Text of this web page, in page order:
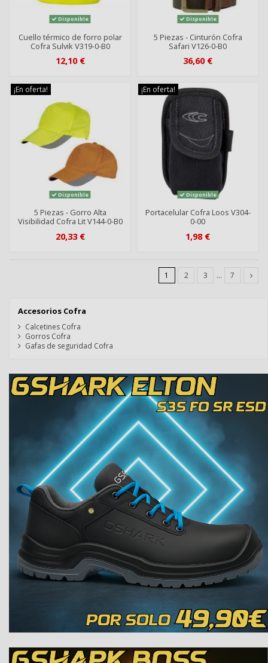
Disponible
Cuello térmico de forro polar
Cofra Sulvik V319-0-B0
12,10 €
Disponible
5 Piezas - Cinturón Cofra
Safari V126-0-B0
36,60 €
¡En oferta!
Disponible
5 Piezas - Gorro Alta
Visibilidad Cofra Lit V144-0-B0
20,33 €
¡En oferta!
Disponible
Portacelular Cofra Loos V304-
0-00
1,98 €
1 2 3 … 7
Accesorios Cofra
Calcetines Cofra
Gorros Cofra
Gafas de seguridad Cofra